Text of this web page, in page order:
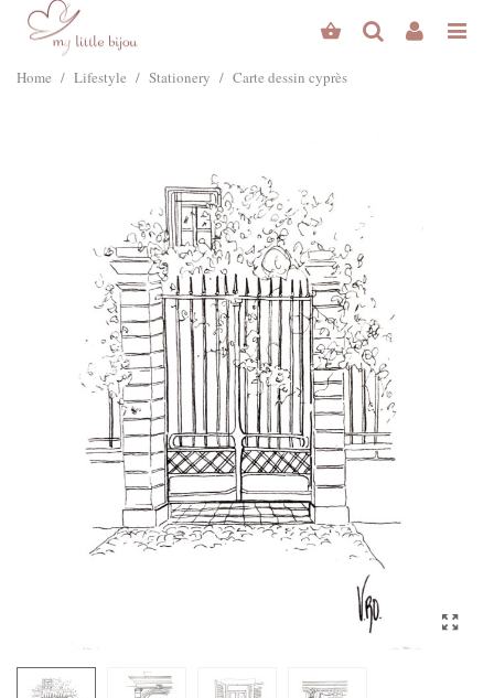
Home / Lifestyle / Stationery / Carte dessin cyprès